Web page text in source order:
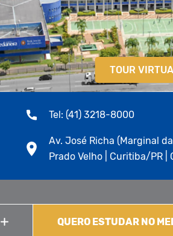
TOUR
Tel: (41) 3218-8000
Av. José Richa (Marginal
Prado Velho | Curitiba/PR |
QUERO ESTUDAR NO